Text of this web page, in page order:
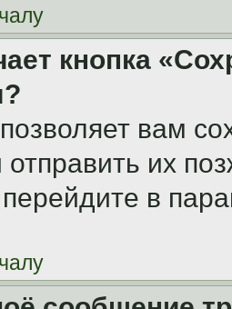
кнопка
вам
отправить их
в